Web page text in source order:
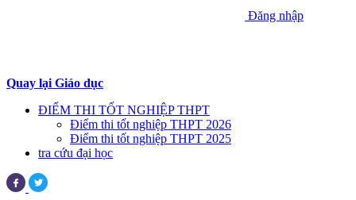
Đăng nhập
Quay lại Giáo dục
ĐIỂM THI TỐT NGHIỆP THPT
Điểm thi tốt nghiệp THPT 2026
Điểm thi tốt nghiệp THPT 2025
tra cứu đại học